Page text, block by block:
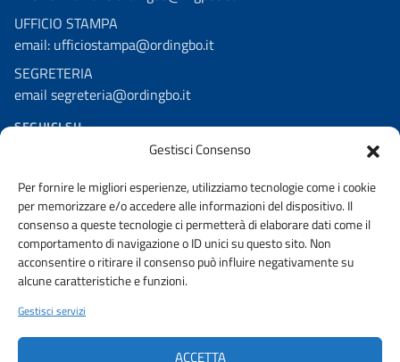
Gestisci Consenso
Per fornire le migliori esperienze, utilizziamo tecnologie come i cookie
per memorizzare e/o accedere alle informazioni del dispositivo. Il
consenso a queste tecnologie ci permetterà di elaborare dati come il
comportamento di navigazione o ID unici su questo sito. Non
acconsentire o ritirare il consenso può influire negativamente su
alcune caratteristiche e funzioni.
Gestisci servizi
ACCETTA
UFFICIO STAMPA
email: ufficiostampa@ordingbo.it
SEGRETERIA
email segreteria@ordingbo.it
SEGUICI SU
Linkedin
Youtube
Instagram
AMMINISTRAZIONE TRASPARENTE PRIVACY POLICY